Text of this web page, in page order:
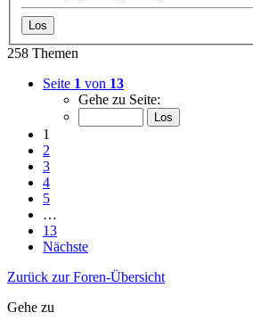
258 Themen
Seite 1 von 13
Gehe zu Seite:
1
2
3
4
5
…
13
Nächste
Zurück zur Foren-Übersicht
Gehe zu